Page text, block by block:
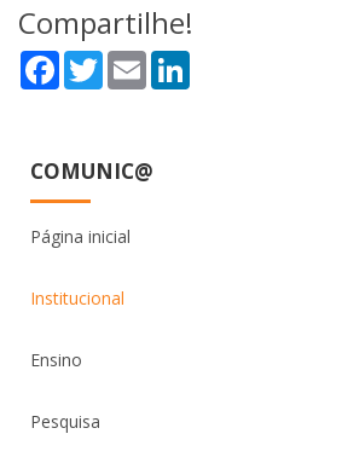
Compartilhe!
Facebook
TwitterEmail
COMUNIC@
Página inicial
Institucional
Ensino
Pesquisa